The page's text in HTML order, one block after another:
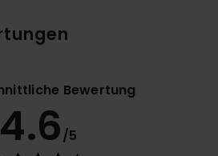
Bewertung
4.6/5